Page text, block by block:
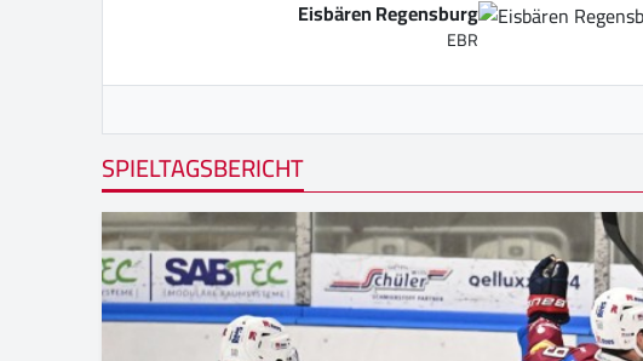
Eisbären Regensburg
EBR
SPIELTAGSBERICHT